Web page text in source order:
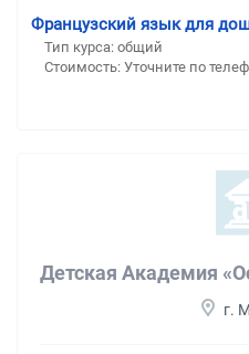
Французский язык для
Тип курса: общий
Стоимость: Уточните по
Детская Академия
г.